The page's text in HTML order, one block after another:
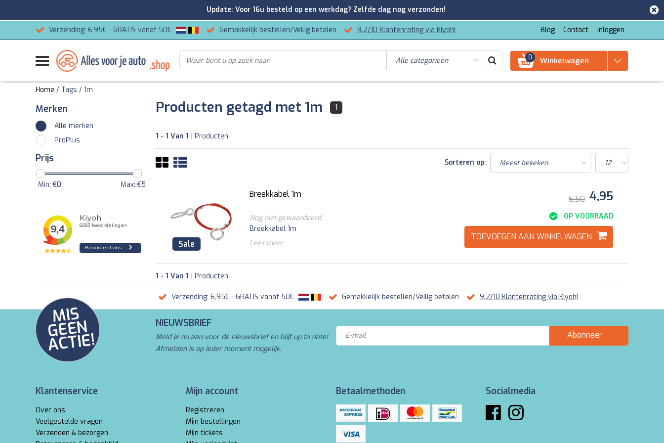
Verzending: 6,95€ - GRATIS vanaf 50€ Gemakkelijk bestellen/Veilig betalen 9.2/10 Klantenrating via Kiyoh! Blog Contact Inloggen
0 Winkelwagen
Home / Tags / 1m
Merken
Alle merken
ProPlus
Prijs
Min: €0 Max: €5
Producten getagd met 1m 1
1 - 1 Van 1 | Producten
Sorteren op:
Sale
Breekkabel 1m
Nog niet gewaardeerd
Breekkabel 1m
Lees meer
6,50 4,95
OP VOORRAAD
TOEVOEGEN AAN WINKELWAGEN
1 - 1 Van 1 | Producten
Verzending: 6,95€ - GRATIS vanaf 50€ Gemakkelijk bestellen/Veilig betalen 9.2/10 Klantenrating via Kiyoh!
MI
S
G
E
E
N
A
C
TI
E!
NIEUWSBRIEF
Meld je nu aan voor de nieuwsbrief en blijf up to date!
Afmelden is op ieder moment mogelijk.
Abonneer
Klantenservice
Over ons
Veelgestelde vragen
Verzenden & bezorgen
Mijn account
Registreren
Mijn bestellingen
Mijn tickets
Betaalmethoden Socialmedia
Update: Voor 16u besteld op een werkdag? Zelfde dag nog verzonden!